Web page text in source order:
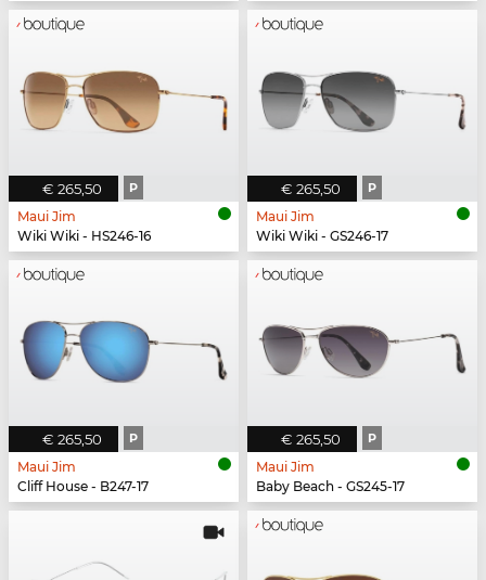
€ 265,50 P
Maui Jim
Wiki Wiki - HS246-16
€ 265,50 P
Maui Jim
Wiki Wiki - GS246-17
€ 265,50 P
Maui Jim
Cliff House - B247-17
€ 265,50 P
Maui Jim
Baby Beach - GS245-17